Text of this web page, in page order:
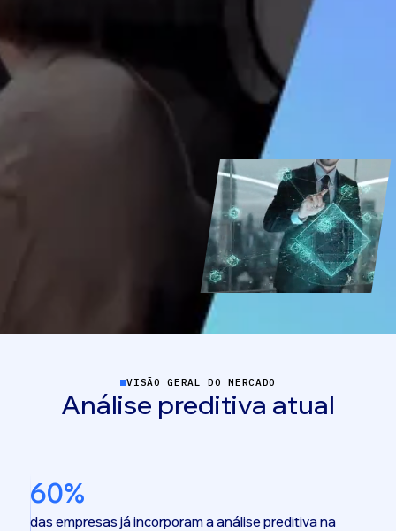
VISÃO GERAL DO MERCADO
Análise preditiva atual
60%
das empresas já incorporam a análise preditiva na